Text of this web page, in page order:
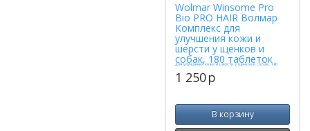
Wolmar Winsome Pro
Bio PRO HAIR Волмар
Комплекс для
улучшения кожи и
шерсти у щенков и
собак, 180 таблеток
1 250p
В корзину